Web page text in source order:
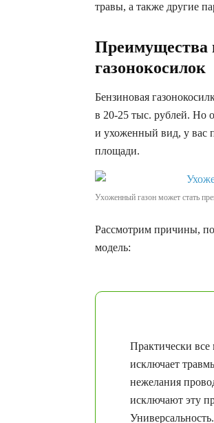
травы, а также другие
Преимущества
газонокосилок
Бензиновая
в 20-25 тыс. рублей. Но
и ухоженный вид, у вас
площади.
Ухоженный газон может стать
Рассмотрим причины,
модель:
Практически
исключает
нежелания
исключают эту